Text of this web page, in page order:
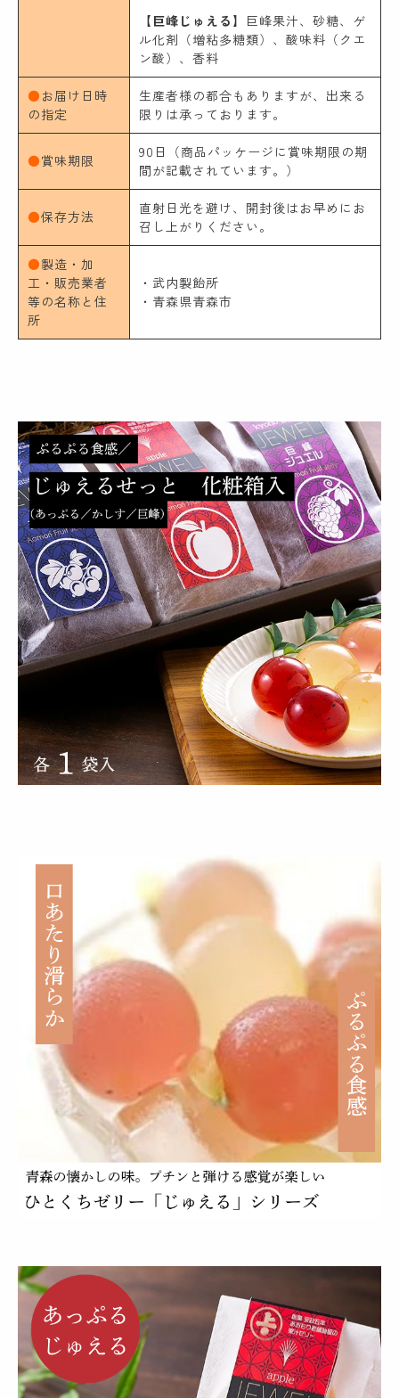
【巨峰じゅえる】 巨峰果汁、砂糖、ゲ
ル化剤（増粘多糖類）、酸味料（クエ
ン酸）、香料
● お届け日時
の指定
生産者様の都合もありますが、出来る
限りは承っております。
●賞味期限
90日（商品パッケージに賞味期限の期
間が記載されています。）
●保存方法
直射日光を避け、開封後はお早めにお
召し上がりください。
●製造・加
工・販売業者
等の名称と住
所
・武内製飴所
・青森県青森市